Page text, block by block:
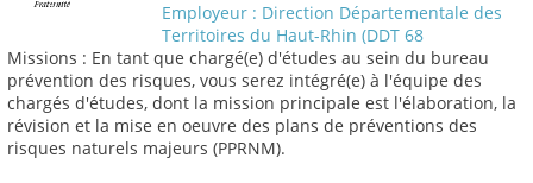
Employeur : Direction Départementale des
Territoires du Haut-Rhin (DDT 68
Missions : En tant que chargé(e) d'études au sein du bureau
prévention des risques, vous serez intégré(e) à l'équipe des
chargés d'études, dont la mission principale est l'élaboration, la
révision et la mise en oeuvre des plans de préventions des
risques naturels majeurs (PPRNM).